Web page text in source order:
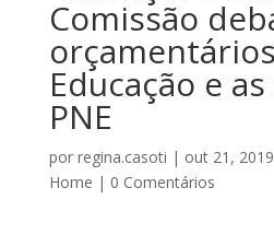
Comissão
Educação e
PNE
por regina.casoti | out 21, 2019
Home | 0 Comentários